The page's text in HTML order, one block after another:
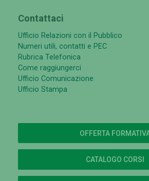
Contattaci
Ufficio Relazioni con il Pubblico
Numeri utili, contatti e PEC
Rubrica Telefonica
Come raggiungerci
Ufficio Comunicazione
Ufficio Stampa
OFFERTA
CATALOGO CORSI